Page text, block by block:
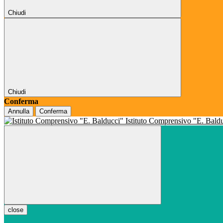
Chiudi
Chiudi
Conferma
Annulla Conferma
Istituto Comprensivo "E.
close